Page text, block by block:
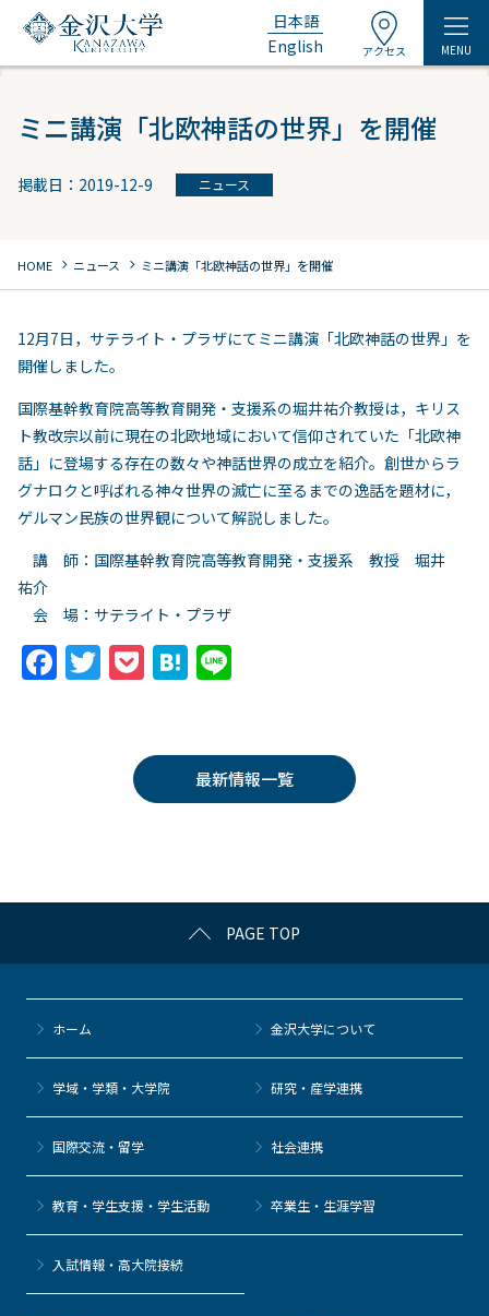
日本語
English
アクセス MENU
ミニ講演「北欧神話の世界」を開催
掲載日：2019-12-9 ニュース
HOME chevron_right ニュース chevron_right ミニ講演「北欧神話の世界」を開催
12月7日，サテライト・プラザにてミニ講演「北欧神話の世界」を
開催しました。
国際基幹教育院高等教育開発・支援系の堀井祐介教授は，キリス
ト教改宗以前に現在の北欧地域において信仰されていた「北欧神
話」に登場する存在の数々や神話世界の成立を紹介。創世からラ
グナロクと呼ばれる神々世界の滅亡に至るまでの逸話を題材に，
ゲルマン民族の世界観について解説しました。
講 師：国際基幹教育院高等教育開発・支援系 教授 堀井
祐介
会 場：サテライト・プラザ
F
k
T
er
P
k
et
H
n
a
最新情報一覧
PAGE TOP
ホーム 金沢大学について
学域・学類・大学院 研究・産学連携
国際交流・留学 社会連携
教育・学生支援・学生活動 卒業生・生涯学習
⼊試情報・高大院接続